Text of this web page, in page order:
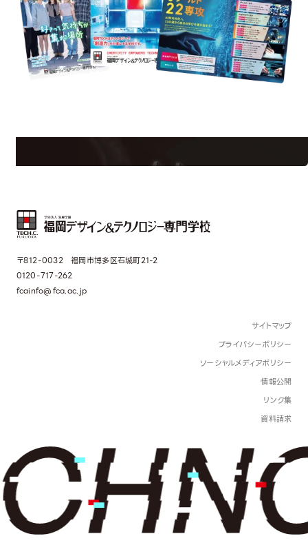
Information
〒812-0032 福岡市博多区石城町21-2
0120-717-262
fcainfo@fca.ac.jp
サイトマップ
プライバシーポリシー
ソーシャルメディアポリシー
情報公開
リンク集
資料請求